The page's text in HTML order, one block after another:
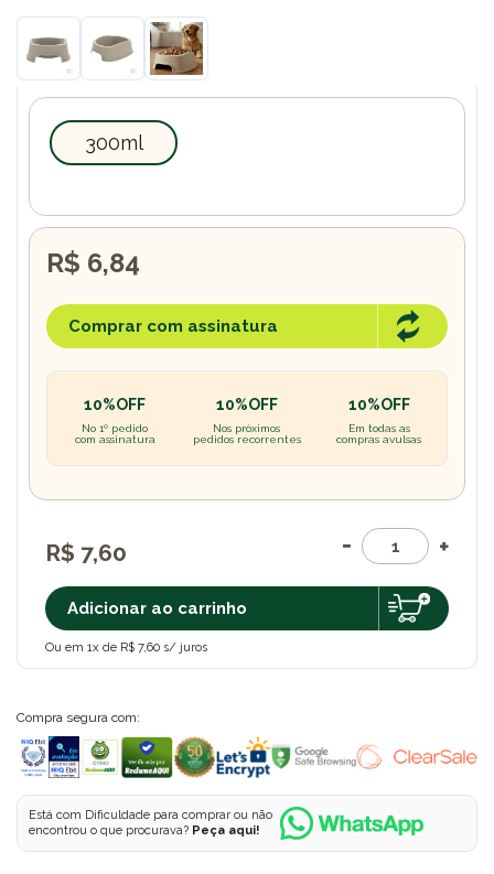
300ml
R$ 7,60
Adicionar ao carrinho
Ou em 1x de R$ 7,60 s/ juros
R$ 6,84
Comprar com assinatura
10%OFF
No 1º pedido
com assinatura
10%OFF
Nos próximos
pedidos recorrentes
10%OFF
Em todas as
compras avulsas
Compra segura com:
Está com Dificuldade para comprar ou não
encontrou o que procurava? Peça aqui!